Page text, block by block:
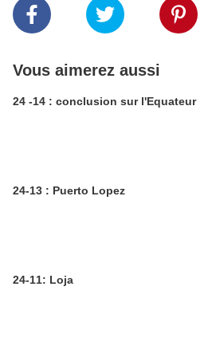
Vous aimerez aussi
24 -14 : conclusion sur l'Equateur
24-13 : Puerto Lopez
24-11: Loja